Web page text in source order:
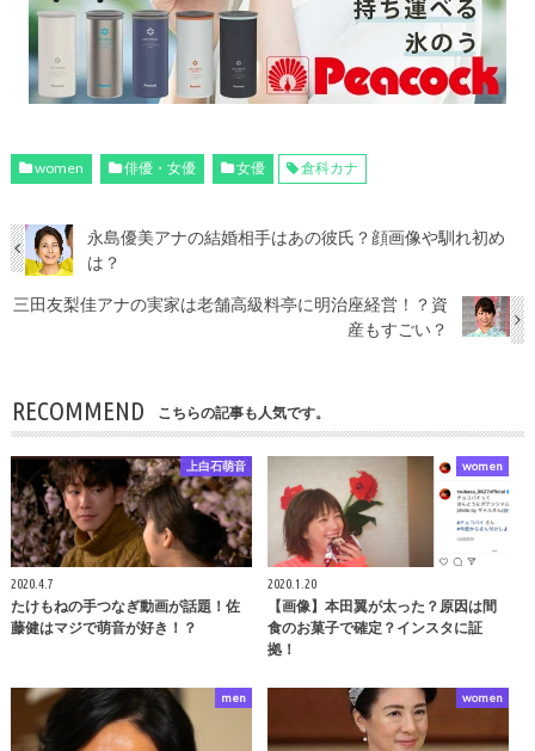
women 俳優・女優 女優 倉科カナ
永島優美アナの結婚相手はあの彼氏？顔画像や馴れ初め
は？
三田友梨佳アナの実家は老舗高級料亭に明治座経営！？資
産もすごい？
RECOMMEND こちらの記事も人気です。
上白石萌音
2020.4.7
たけもねの手つなぎ動画が話題！佐
藤健はマジで萌音が好き！？
women
2020.1.20
【画像】本田翼が太った？原因は間
食のお菓子で確定？インスタに証
拠！
men women